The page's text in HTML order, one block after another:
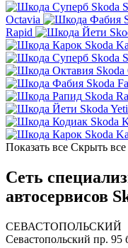
Skoda
Octavia
Rapid
Skoda
Skoda
Skoda
Skoda
Skoda
Skoda Yeti
Skoda
Skoda
Показать все Скрыть все
Сеть
автосервисов
СЕВАСТОПОЛЬСКИЙ
Севастопольский пр. 95